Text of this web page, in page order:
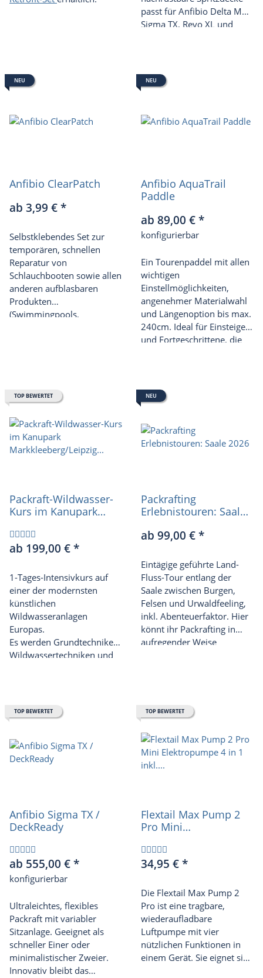
passt für Anfibio Delta MX,
Sigma TX, Revo XL und
NEU
Anfibio ClearPatch
ab 3,99 €*
Selbstklebendes Set zur
temporären, schnellen
Reparatur von
Schlauchbooten sowie allen
anderen aufblasbaren
Produkten
(Swimmingpools,
NEU
Anfibio AquaTrail
Paddle
ab 89,00 €*
konfigurierbar
Ein Tourenpaddel mit allen
wichtigen
Einstellmöglichkeiten,
angenehmer Materialwahl
und Längenoption bis max.
240cm. Ideal für Einsteiger
und Fortgeschrittene, die
legen.
TOP BEWERTET
Packraft-Wildwasser-
Kurs im Kanupark
2026
ab 199,00 €*
1-Tages-Intensivkurs auf
einer der modernsten
künstlichen
Wildwasseranlagen
Europas.
Es werden Grundtechniken,
Wildwassertechniken und
III vermittelt.
NEU
Packrafting
Erlebnistouren: Saale
ab 99,00 €*
Eintägige geführte Land-
Fluss-Tour entlang der
Saale zwischen Burgen,
Felsen und Urwaldfeeling,
inkl. Abenteuerfaktor. Hier
könnt ihr Packrafting in
aufregender Weise
Genusstour erleben.
TOP BEWERTET
Anfibio Sigma TX /
DeckReady
ab 555,00 €*
konfigurierbar
Ultraleichtes, flexibles
Packraft mit variabler
Sitzanlage. Geeignet als
schneller Einer oder
minimalistischer Zweier.
Innovativ bleibt das
TOP BEWERTET
Flextail Max Pump 2
Pro Mini
inkl. Powerbank und
Licht
34,95 €*
Die Flextail Max Pump 2
Pro ist eine tragbare,
wiederaufladbare
Luftpumpe mit vier
nützlichen Funktionen in
einem Gerät. Sie eignet sich